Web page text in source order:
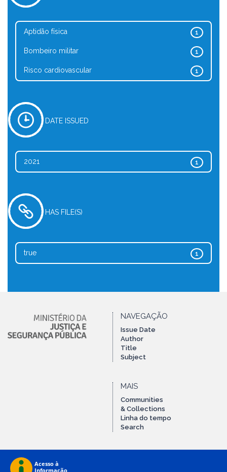
1
Aptidão física
1
Bombeiro militar
1
Risco cardiovascular
DATE ISSUED
1
2021
HAS FILE(S)
1
true
NAVEGAÇÃO
Issue Date
Author
Title
Subject
MAIS
Communities
& Collections
Linha do tempo
Search